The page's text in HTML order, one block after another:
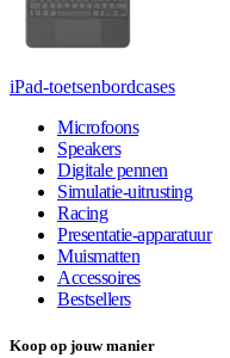
iPad-toetsenbordcases
Microfoons
Speakers
Digitale pennen
Simulatie-uitrusting
Racing
Presentatie-apparatuur
Muismatten
Accessoires
Bestsellers
Koop op jouw manier